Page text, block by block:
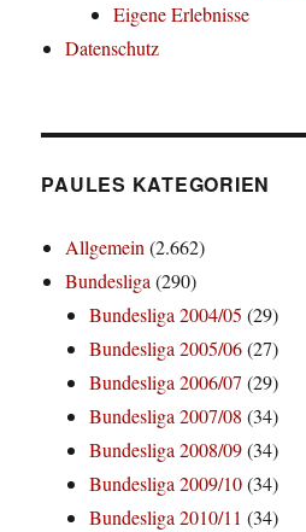
Eigene Erlebnisse
Datenschutz
PAULES KATEGORIEN
Allgemein(2.662)
Bundesliga(290)
Bundesliga 2004/05 (29)
Bundesliga 2005/06(27)
Bundesliga 2006/07 (29)
Bundesliga 2007/08 (34)
Bundesliga 2008/09(34)
Bundesliga 2009/10(34)
Bundesliga 2010/11 (34)